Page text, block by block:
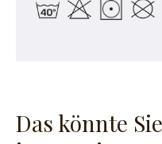
Das könnte